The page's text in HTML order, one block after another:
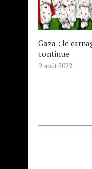
Gaza : le
continue
9 août 2022